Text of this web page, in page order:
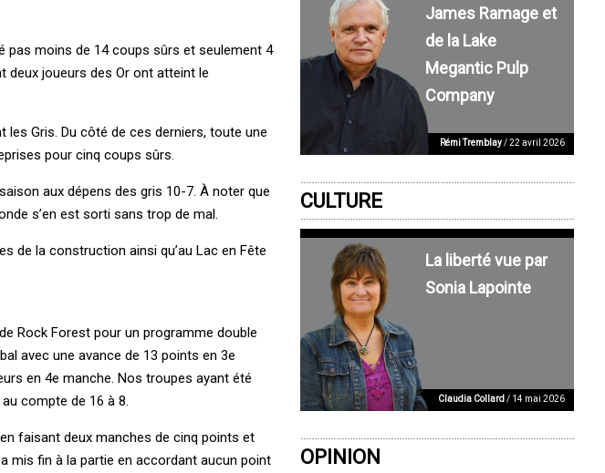
pas moins de 14 coups sûrs et seulement 4
deux joueurs des Or ont atteint le
les Gris. Du côté de ces derniers, toute une
pour cinq coups sûrs.
aux dépens des gris 10-7. À noter que
s’en est sorti sans trop de mal.
de la construction ainsi qu’au Lac en Fête
Rock Forest pour un programme double
avec une avance de 13 points en 3e
en 4e manche. Nos troupes ayant été
compte de 16 à 8.
faisant deux manches de cinq points et
mis fin à la partie en accordant aucun point
James Ramage et
de la Lake
Megantic Pulp
Company
Rémi Tremblay/ 22 avril 2026
CULTURE
La liberté vue par
Sonia Lapointe
Claudia Collard/ 14 mai 2026
OPINION